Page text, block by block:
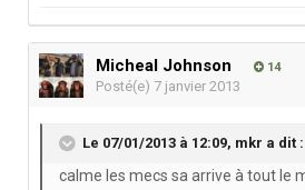
Micheal Johnson 14
Posté(e) 7 janvier 2013
Le 07/01/2013 à 12:09, mkr a dit :
calme les mecs sa arrive à tout le